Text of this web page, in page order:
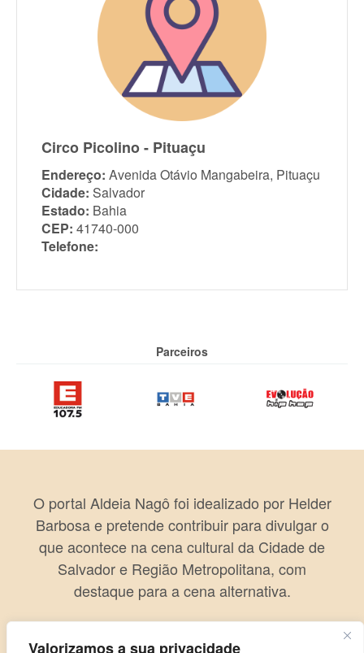
Valorizamos a sua privacidade
Circo Picolino - Pituaçu
Endereço: Avenida Otávio Mangabeira, Pituaçu
Cidade: Salvador
Estado: Bahia
CEP: 41740-000
Telefone:
Parceiros
O portal Aldeia Nagô foi idealizado por Helder
Barbosa e pretende contribuir para divulgar o
que acontece na cena cultural da Cidade de
Salvador e Região Metropolitana, com
destaque para a cena alternativa.